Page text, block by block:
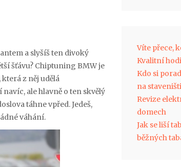
a slyšíš ten divoký
šťávu? Chiptuning BMW je
z něj udělá
ale hlavně o ten skvělý
táhne vpřed. Jedeš,
váhání.
Víte přece,
Kvalitní
Kdo si
na staveništi
Revize
domech
Jak se liší
běžných